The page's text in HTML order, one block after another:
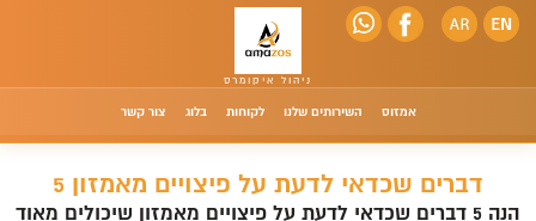
אמזוס השירותים שלנו לקוחות בלוג צור קשר
5 דברים שכדאי לדעת על פיצויים מאמזון
הנה 5 דברים שכדאי לדעת על פיצויים מאמזון שיכולים מאוד